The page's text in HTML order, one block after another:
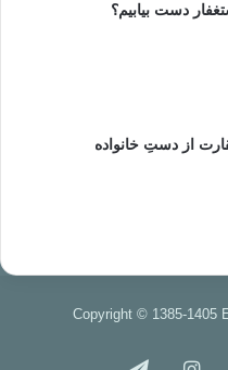
دست بیابیم؟
از دستِ خانواده
Copyright © 1385-1405